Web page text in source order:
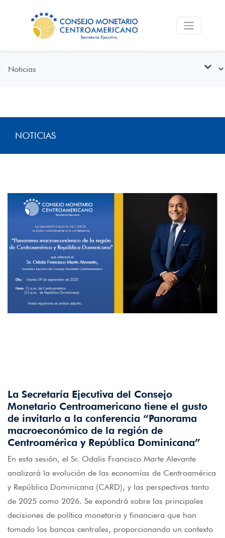
NOTICIAS
La Secretaría Ejecutiva del Consejo
Monetario Centroamericano tiene el gusto
de invitarlo a la conferencia “Panorama
macroeconómico de la región de
Centroamérica y República Dominicana”
En esta sesión, el Sr. Odalis Francisco Marte Alevante
analizará la evolución de las economías de Centroamérica
y República Dominicana (CARD), y las perspectivas tanto
de 2025 como 2026. Se expondrá sobre las principales
decisiones de política monetaria y financiera que han
tomado los bancos centrales, proporcionando un contexto